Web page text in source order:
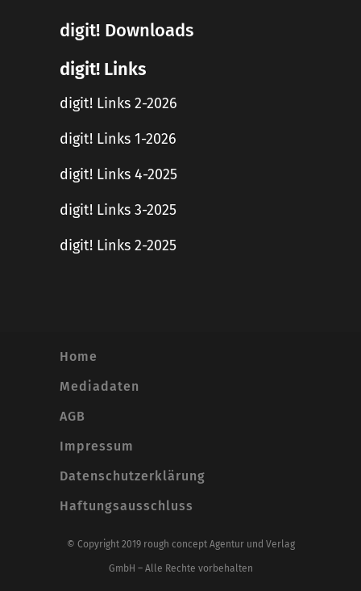
digit! Downloads
digit! Links
digit! Links 2-2026
digit! Links 1-2026
digit! Links 4-2025
digit! Links 3-2025
digit! Links 2-2025
Home
Mediadaten
AGB
Impressum
Datenschutzerklärung
Haftungsausschluss
© Copyright 2019 rough concept Agentur und Verlag
GmbH – Alle Rechte vorbehalten